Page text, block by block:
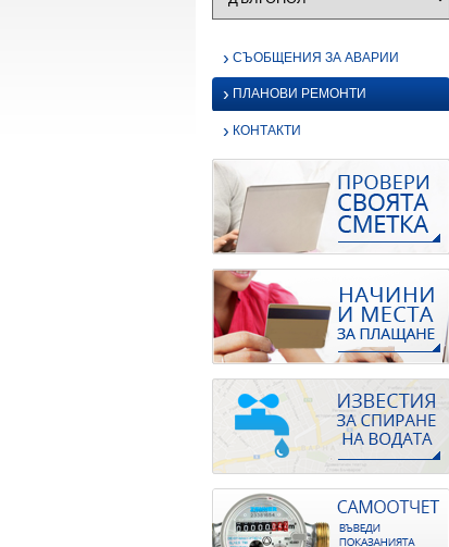
› СЪОБЩЕНИЯ ЗА АВАРИИ
› ПЛАНОВИ РЕМОНТИ
› КОНТАКТИ